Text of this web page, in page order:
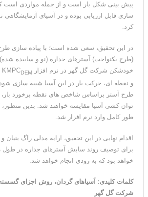
پیش بینی شکل بار است و از جمله مواردی است
سازی قابل ارزیابی بوده و در آسیای آزمایشگاهی
کرد.
در این تحقیق، سعی شده است؛ با پیاده سازی
(طرح یکنواخت) آسترهای جداره (نو و ساییده
خودشکن شرکت گل گهر در نرم افزار KMPC
DEM
و نقطه ای، حرکت بار در این آسیا شبیه سازی
طرح آستر براساس شاخص های نقطه برخورد بار،
توان کشی آسیا مقایسه خواهند شد. بدین منظور،
طور کامل وارد نرم افزار شد.
اقدام نهایی در این تحقیق، ارایه مدلی راگ بنیان
برای توصیف روند سایش آسترهای جداره در طول
خواهد بود که به زودی انجام خواهد شد.
کلمات کلیدی: آسیاهای گردان، روش اجزای
شرکت گل گهر